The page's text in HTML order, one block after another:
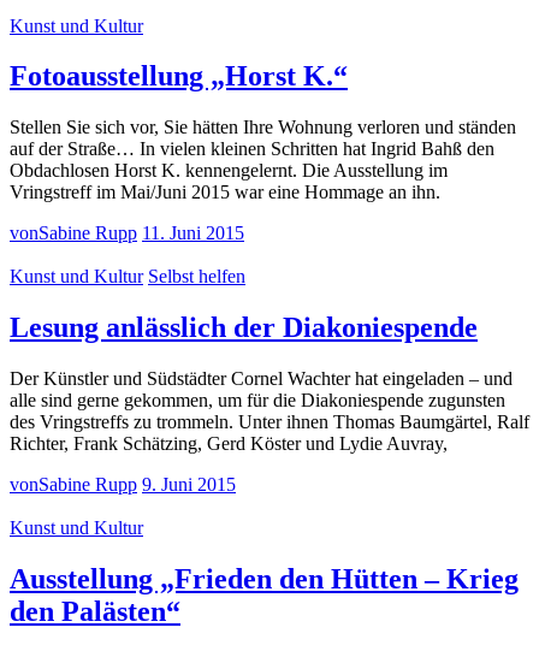
Kunst und Kultur
Fotoausstellung „Horst K.“
Stellen Sie sich vor, Sie hätten Ihre Wohnung verloren und ständen
auf der Straße… In vielen kleinen Schritten hat Ingrid Bahß den
Obdachlosen Horst K. kennengelernt. Die Ausstellung im
Vringstreff im Mai/Juni 2015 war eine Hommage an ihn.
vonSabine Rupp 11. Juni 2015
Kunst und Kultur Selbst helfen
Lesung anlässlich der Diakoniespende
Der Künstler und Südstädter Cornel Wachter hat eingeladen – und
alle sind gerne gekommen, um für die Diakoniespende zugunsten
des Vringstreffs zu trommeln. Unter ihnen Thomas Baumgärtel, Ralf
Richter, Frank Schätzing, Gerd Köster und Lydie Auvray,
vonSabine Rupp 9. Juni 2015
Kunst und Kultur
Ausstellung „Frieden den Hütten – Krieg
den Palästen“